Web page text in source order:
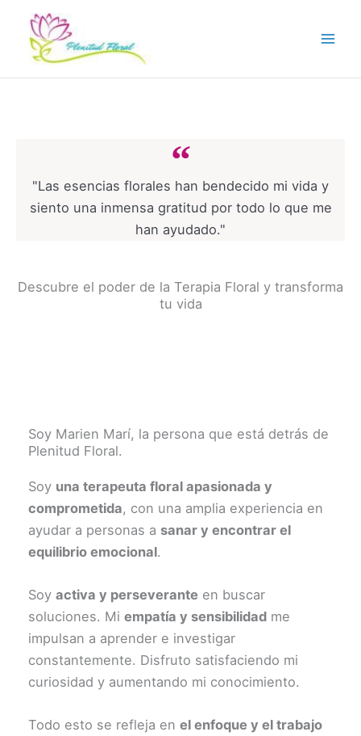
contenido
"Las esencias florales han bendecido mi vida y
siento una inmensa gratitud por todo lo que me
han ayudado."
Descubre el poder de la Terapia Floral y transforma
tu vida
Soy Marien Marí, la persona que está detrás de
Plenitud Floral.
Soy una terapeuta floral apasionada y
comprometida, con una amplia experiencia en
ayudar a personas a sanar y encontrar el
equilibrio emocional.
Soy activa y perseverante en buscar
soluciones. Mi empatía y sensibilidad me
impulsan a aprender e investigar
constantemente. Disfruto satisfaciendo mi
curiosidad y aumentando mi conocimiento.
Todo esto se refleja en el enfoque y el trabajo